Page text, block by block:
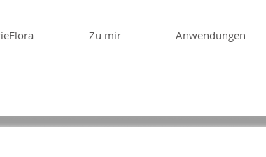
Zu mir Anwendungen